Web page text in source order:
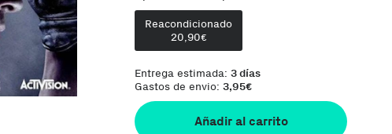
Reacondicionado
20,90€
Entrega estimada: 3 días
Gastos de envio: 3,95€
Añadir al carrito